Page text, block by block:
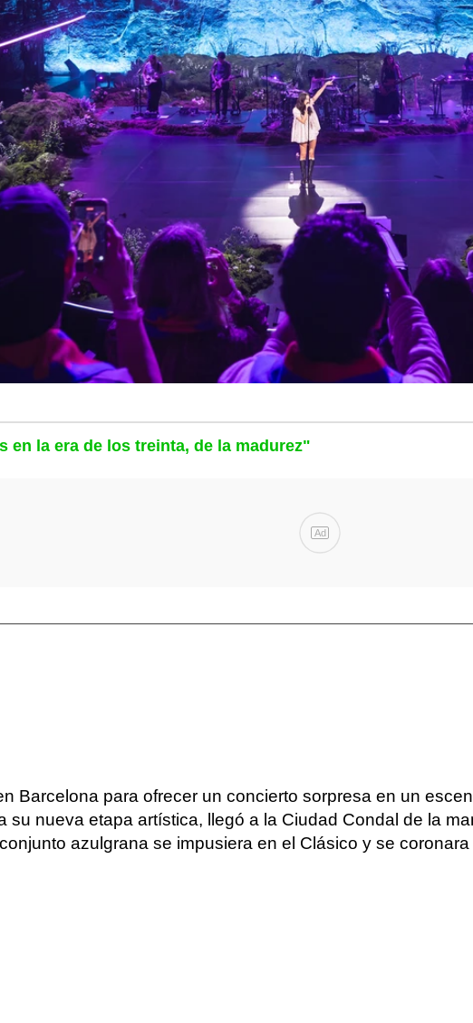
en la era de los treinta, de la madurez"
Ad
Barcelona para ofrecer un concierto sorpresa en un
su nueva etapa artística, llegó a la Ciudad Condal de la
azulgrana se impusiera en el Clásico y se